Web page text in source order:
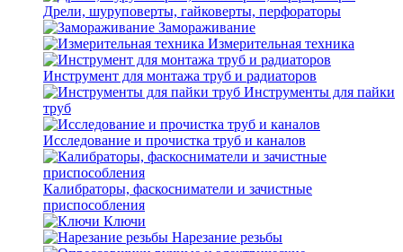
Дрели, шуруповерты, гайковерты, перфораторы
Замораживание
Измерительная техника
Инструмент для монтажа труб и радиаторов
Инструменты для пайки
труб
Исследование и прочистка труб и каналов
Калибраторы, фаскосниматели и зачистные
приспособления
Ключи
Нарезание резьбы